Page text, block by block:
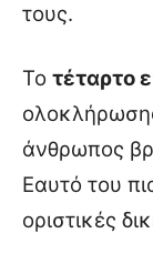
τους.
Το τέταρτο
άνθρωπος
Εαυτό του
οριστικές